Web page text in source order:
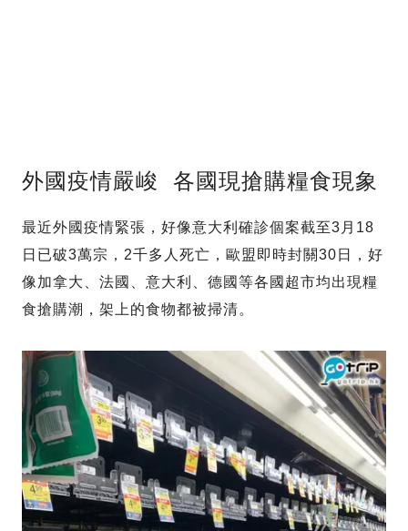
外國疫情嚴峻 各國現搶購糧食現象
最近外國疫情緊張，好像意大利確診個案截至3月18
日已破3萬宗，2千多人死亡，歐盟即時封關30日，好
像加拿大、法國、意大利、德國等各國超市均出現糧
食搶購潮，架上的食物都被掃清。